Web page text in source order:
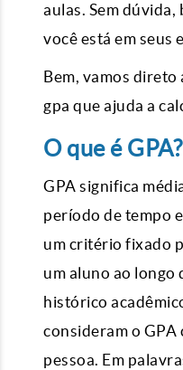
aulas. Sem
você está em seus
Bem, vamos
gpa que ajuda a
O que é GPA?
GPA significa
período de tempo
um critério fixado
um aluno ao longo
histórico
consideram o GPA
pessoa. Em